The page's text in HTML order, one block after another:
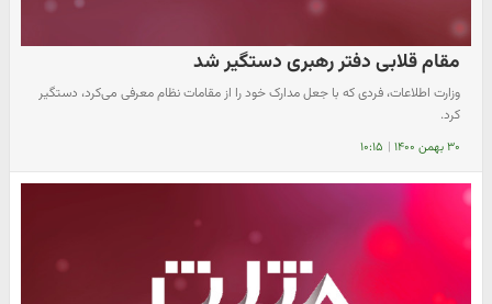
مقام قلابی دفتر رهبری دستگیر شد
وزارت اطلاعات، فردی که با جعل مدارک خود را از مقامات نظام معرفی می‌کرد، دستگیر
کرد.
۳۰ بهمن ۱۴۰۰ | ۱۰:۱۵